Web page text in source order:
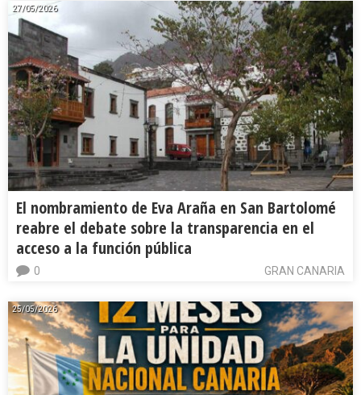
27/05/2026
El nombramiento de Eva Araña en San Bartolomé
reabre el debate sobre la transparencia en el
acceso a la función pública
GRAN CANARIA
0
25/05/2026